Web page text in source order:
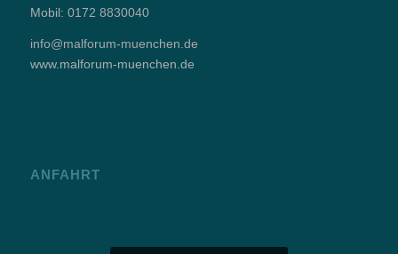
Mobil: 0172 8830040
info@malforum-muenchen.de
www.malforum-muenchen.de
ANFAHRT